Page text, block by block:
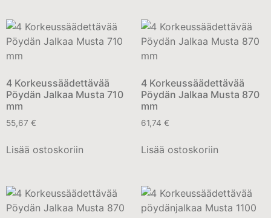
4 Korkeussäädettävää
Pöydän Jalkaa Musta 710
mm
55,67 €
Lisää ostoskoriin
4 Korkeussäädettävää
Pöydän Jalkaa Musta 870
mm
61,74 €
Lisää ostoskoriin